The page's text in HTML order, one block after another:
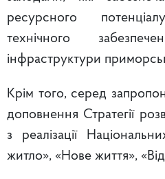
ресурсного
технічного
інфраструктури
Крім того, серед
доповнення Стратегії
з реалізації
житло», «Нове життя»,